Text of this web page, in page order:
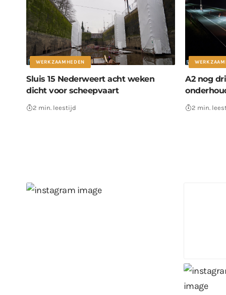
WERKZAAMHEDEN
Sluis 15 Nederweert acht weken
dicht voor scheepvaart
2 min. leestijd
A2 nog
2 min.